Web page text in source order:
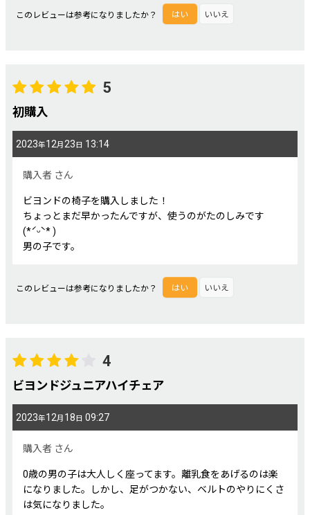
このレビューは参考になりましたか？ はい いいえ
5
初購入
2023年12月 23日 13:14
購入者 さん
ビヨンドの椅子を購入しました！
ちょっとまだ早かったんですが、使うのがたのしみです‪
(*ˊᵕˋ* )
男の子です。
このレビューは参考になりましたか？ はい いいえ
4
ビヨンドジュニアハイチェア
2023年12月 18日 09:27
購入者 さん
0歳の男の子は大人しく座ってます。離乳食をあげるのは楽
になりました。しかし、足がつかない、ベルトのやりにくさ
は気になりました。